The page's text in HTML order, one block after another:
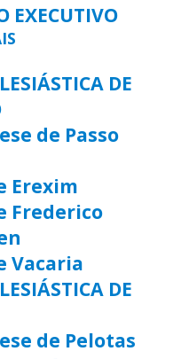
EXECUTIVO
DE
de Passo
Erexim
Frederico
Vacaria
DE
de Pelotas